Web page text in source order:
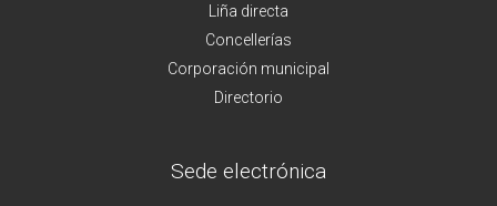
Liña directa
Concellerías
Corporación municipal
Directorio
Sede electrónica